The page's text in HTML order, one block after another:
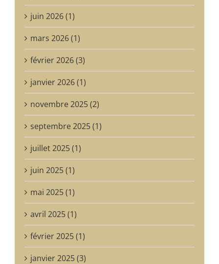
juin 2026 (1)
mars 2026 (1)
février 2026 (3)
janvier 2026 (1)
novembre 2025 (2)
septembre 2025 (1)
juillet 2025 (1)
juin 2025 (1)
mai 2025 (1)
avril 2025 (1)
février 2025 (1)
janvier 2025 (3)